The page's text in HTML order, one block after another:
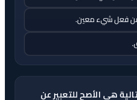
فعل شيء معين.
هي الأصح للتعبير عن